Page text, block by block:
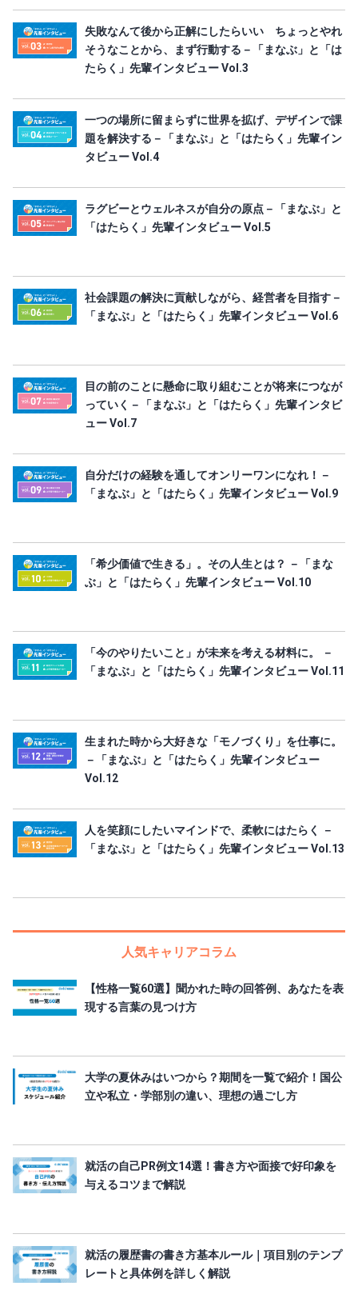
失敗なんて後から正解にしたらいい ちょっとやれ
そうなことから、まず行動する－「まなぶ」と「は
たらく」先輩インタビュー Vol.3
一つの場所に留まらずに世界を拡げ、デザインで課
題を解決する－「まなぶ」と「はたらく」先輩イン
タビュー Vol.4
ラグビーとウェルネスが自分の原点－「まなぶ」と
「はたらく」先輩インタビュー Vol.5
社会課題の解決に貢献しながら、経営者を目指す－
「まなぶ」と「はたらく」先輩インタビュー Vol.6
目の前のことに懸命に取り組むことが将来につなが
っていく－「まなぶ」と「はたらく」先輩インタビ
ュー Vol.7
自分だけの経験を通してオンリーワンになれ！－
「まなぶ」と「はたらく」先輩インタビュー Vol.9
「希少価値で生きる」。その人生とは？ －「まな
ぶ」と「はたらく」先輩インタビュー Vol.10
「今のやりたいこと」が未来を考える材料に。 －
「まなぶ」と「はたらく」先輩インタビュー Vol.11
生まれた時から大好きな「モノづくり」を仕事に。
－「まなぶ」と「はたらく」先輩インタビュー
Vol.12
人を笑顔にしたいマインドで、柔軟にはたらく －
「まなぶ」と「はたらく」先輩インタビュー Vol.13
人気キャリアコラム
【性格一覧60選】聞かれた時の回答例、あなたを表
現する言葉の見つけ方
大学の夏休みはいつから？期間を一覧で紹介！国公
立や私立・学部別の違い、理想の過ごし方
就活の自己PR例文14選！書き方や面接で好印象を
与えるコツまで解説
就活の履歴書の書き方基本ルール｜項目別のテンプ
レートと具体例を詳しく解説